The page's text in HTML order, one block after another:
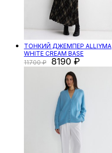
ТОНКИЙ ДЖЕМПЕР ALLIYMA
WHITE CREAM BASE
11700
8190